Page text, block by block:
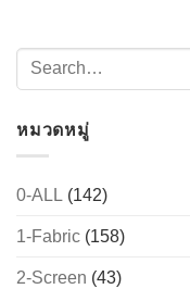
หมวดหมู่
0-ALL (142)
1-Fabric (158)
2-Screen (43)